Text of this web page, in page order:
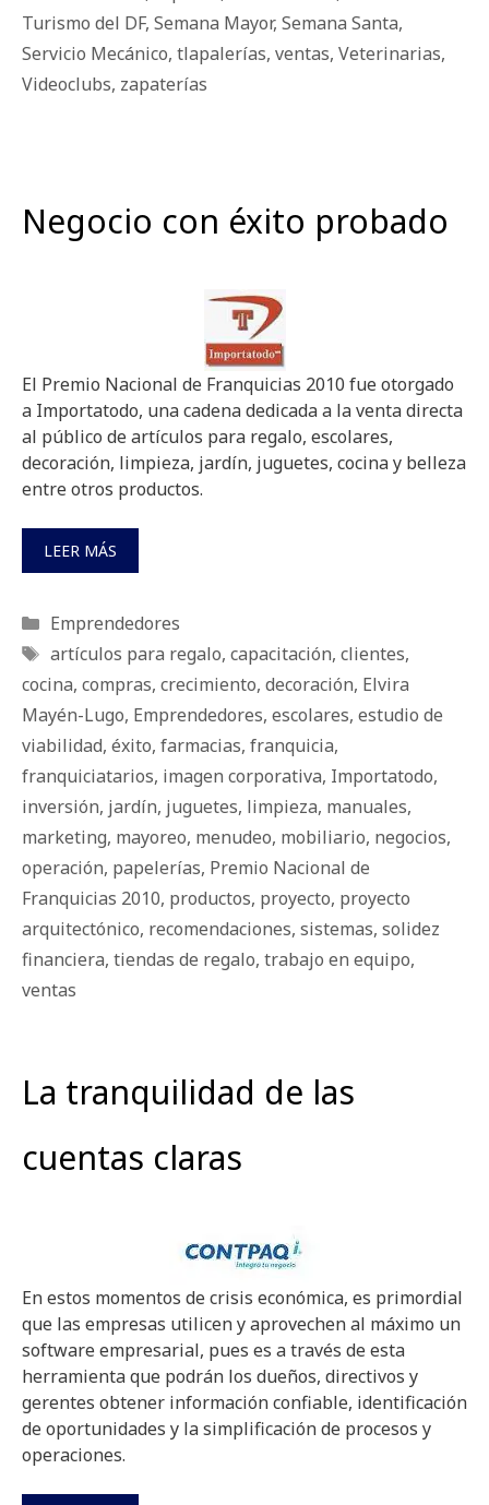
Turismo del DF, Semana Mayor, Semana Santa,
Servicio Mecánico, tlapalerías, ventas, Veterinarias,
Videoclubs, zapaterías
Negocio con éxito probado
El Premio Nacional de Franquicias 2010 fue otorgado
a Importatodo, una cadena dedicada a la venta directa
al público de artículos para regalo, escolares,
decoración, limpieza, jardín, juguetes, cocina y belleza
entre otros productos.
LEER MÁS
Categorías
Emprendedores
Etiquetas
artículos para regalo, capacitación, clientes,
cocina, compras, crecimiento, decoración, Elvira
Mayén-Lugo, Emprendedores, escolares, estudio de
viabilidad, éxito, farmacias, franquicia,
franquiciatarios, imagen corporativa, Importatodo,
inversión, jardín, juguetes, limpieza, manuales,
marketing, mayoreo, menudeo, mobiliario, negocios,
operación, papelerías, Premio Nacional de
Franquicias 2010, productos, proyecto, proyecto
arquitectónico, recomendaciones, sistemas, solidez
financiera, tiendas de regalo, trabajo en equipo,
ventas
La tranquilidad de las
cuentas claras
En estos momentos de crisis económica, es primordial
que las empresas utilicen y aprovechen al máximo un
software empresarial, pues es a través de esta
herramienta que podrán los dueños, directivos y
gerentes obtener información confiable, identificación
de oportunidades y la simplificación de procesos y
operaciones.